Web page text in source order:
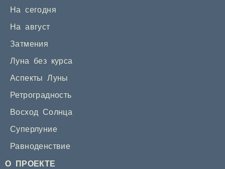
На сегодня
На август
Затмения
Луна без курса
Аспекты Луны
Ретроградность
Восход Солнца
Суперлуние
Равноденствие
О ПРОЕКТЕ